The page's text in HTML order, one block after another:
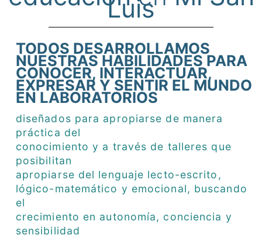
Luis
TODOS DESARROLLAMOS
NUESTRAS HABILIDADES PARA
CONOCER, INTERACTUAR,
EXPRESAR Y SENTIR EL MUNDO
EN LABORATORIOS
diseñados para apropiarse de manera
práctica del
conocimiento y a través de talleres que
posibilitan
apropiarse del lenguaje lecto-escrito,
lógico-matemático y emocional, buscando
el
crecimiento en autonomía, conciencia y
sensibilidad